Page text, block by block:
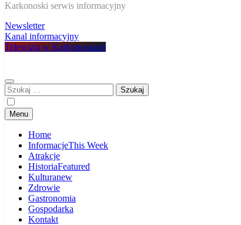
W Karkonoszach
Karkonoski serwis informacyjny
Newsletter
Kanal informacyjny
Telewizja w Karkonoszach
Szukaj:
Menu
Home
InformacjeThis Week
Atrakcje
HistoriaFeatured
Kulturanew
Zdrowie
Gastronomia
Gospodarka
Kontakt